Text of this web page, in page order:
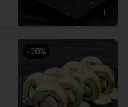
-28%